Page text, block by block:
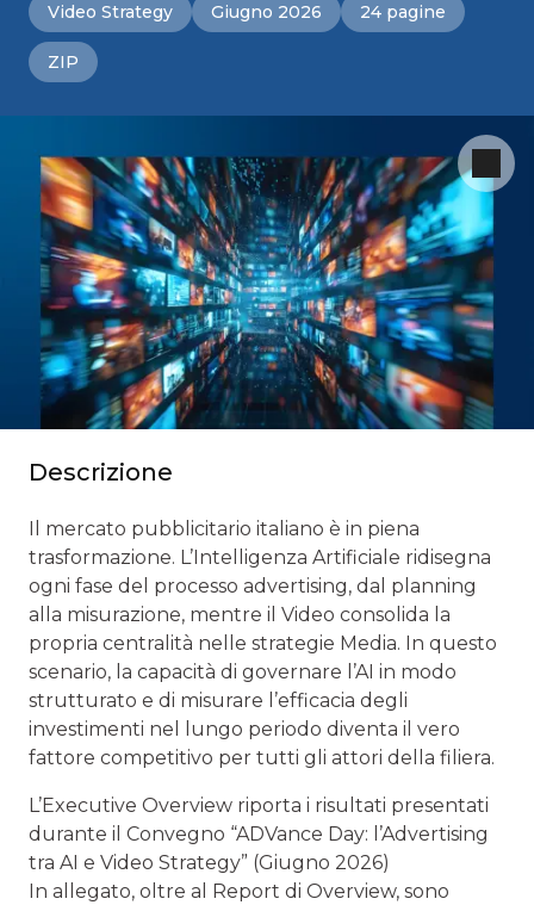
Video Strategy Giugno 2026 24 pagine
ZIP
Descrizione
Il mercato pubblicitario italiano è in piena
trasformazione. L’Intelligenza Artificiale ridisegna
ogni fase del processo advertising, dal planning
alla misurazione, mentre il Video consolida la
propria centralità nelle strategie Media. In questo
scenario, la capacità di governare l’AI in modo
strutturato e di misurare l’efficacia degli
investimenti nel lungo periodo diventa il vero
fattore competitivo per tutti gli attori della filiera.
L’Executive Overview riporta i risultati presentati
durante il Convegno “ADVance Day: l’Advertising
tra AI e Video Strategy” (Giugno 2026)
In allegato, oltre al Report di Overview, sono